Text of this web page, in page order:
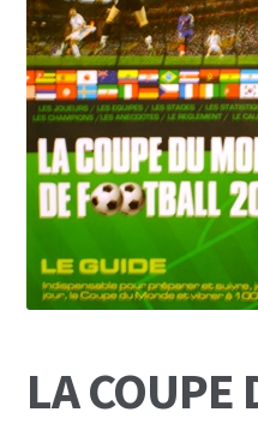
Conditions Générales
Edito
Mentions Légales
Panier
LA COUPE